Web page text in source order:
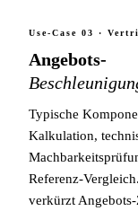
Use-Case 03 ·
Angebots-
Typische
Kalkulation,
Referenz-
verkürzt